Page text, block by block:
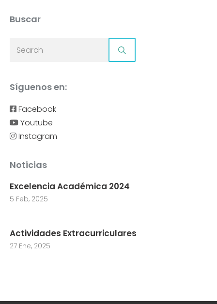
Buscar
Síguenos en:
Facebook
Youtube
Instagram
Noticias
Excelencia Académica 2024
5 Feb, 2025
Actividades Extracurriculares
27 Ene, 2025